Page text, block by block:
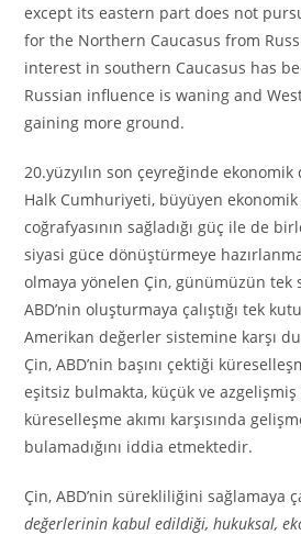
except its eastern part does not
for the Northern Caucasus from
interest in southern Caucasus has
Russian influence is waning and
gaining more ground.
20.yüzyılın son çeyreğinde
Halk Cumhuriyeti, büyüyen
coğrafyasının sağladığı güç ile de
siyasi güce dönüştürmeye
olmaya yönelen Çin, günümüzün tek
ABD’nin oluşturmaya çalıştığı tek
Amerikan değerler sistemine karşı
Çin, ABD’nin başını çektiği
eşitsiz bulmakta, küçük ve
küreselleşme akımı karşısında
bulamadığını iddia etmektedir.
Çin, ABD’nin sürekliliğini sağlamaya
değerlerinin kabul edildiği, hukuksal,